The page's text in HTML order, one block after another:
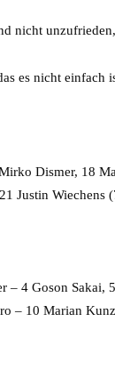
nicht
es nicht
Dismer, 18
Justin
– 4 Goson Sakai,
– 10 Marian